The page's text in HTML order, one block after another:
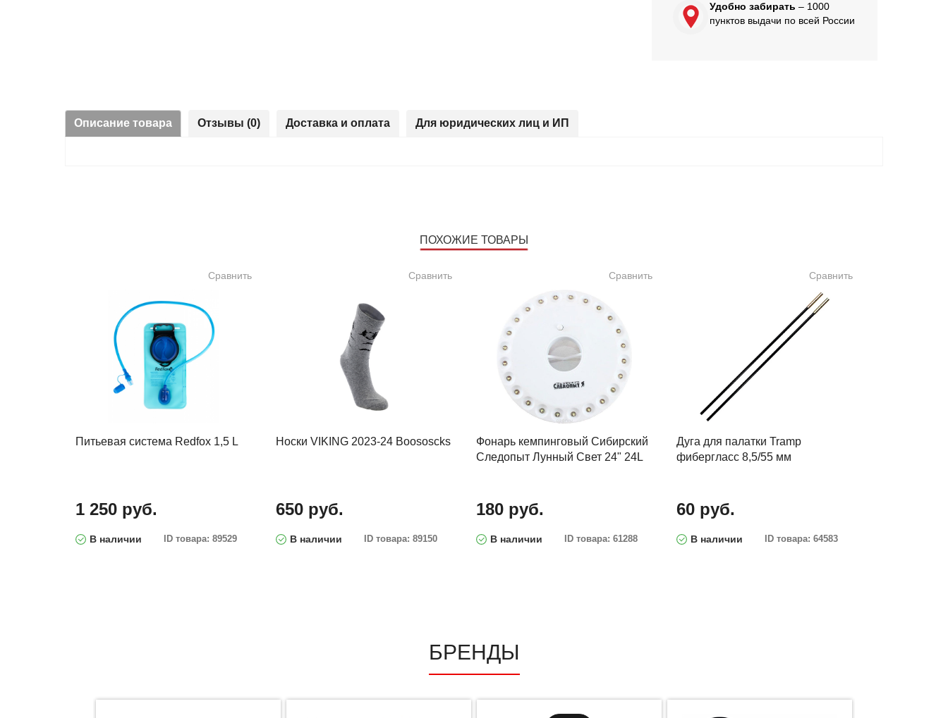
Удобно забирать – 1000
пунктов выдачи по всей России
Описание товара Отзывы (0) Доставка и оплата Для юридических лиц и ИП
ПОХОЖИЕ ТОВАРЫ
Сравнить
Питьевая система Redfox 1,5 L
1 250 руб.
В наличии ID товара: 89529
Сравнить
Носки VIKING 2023-24 Boososcks
650 руб.
В наличии ID товара: 89150
Сравнить
Фонарь кемпинговый Сибирский
Следопыт Лунный Свет 24" 24L
180 руб.
В наличии ID товара: 61288
Сравнить
Дуга для палатки Tramp
фибергласс 8,5/55 мм
60 руб.
В наличии ID товара: 64583
БРЕНДЫ